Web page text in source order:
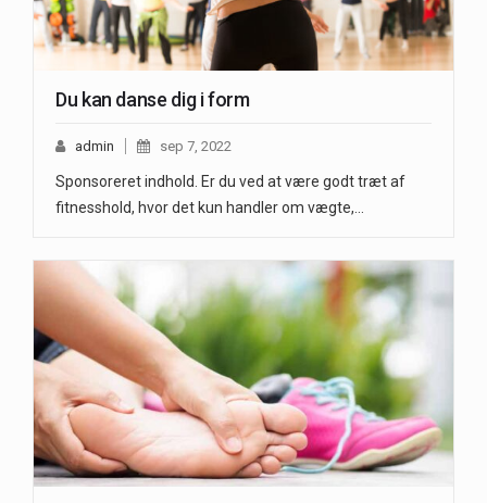
Du kan danse dig i form
admin sep 7, 2022
Sponsoreret indhold. Er du ved at være godt træt af
fitnesshold, hvor det kun handler om vægte,…